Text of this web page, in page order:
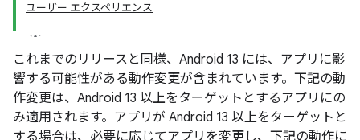
ユーザー エクスペリエンス
これまでのリリースと同様、Android 13 には、アプリに影
響する可能性がある動作変更が含まれています。下記の動
作変更は、Android 13 以上をターゲットとするアプリにの
み適用されます。アプリが Android 13 以上をターゲットと
する場合は、必要に応じてアプリを変更し、下記の動作に